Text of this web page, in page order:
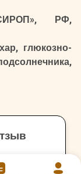
РФ,
глюкозно-